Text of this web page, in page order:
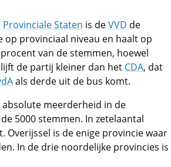
Provinciale Staten is deVVD de
op provinciaal niveau en haalt op
van de stemmen, hoewel
de partij kleiner dan het CDA, dat
als derde uit de bus komt.
absolute meerderheid in de
5000 stemmen. In zetelaantal
Overijssel is de enige provincie waar
In de drie noordelijke provincies is